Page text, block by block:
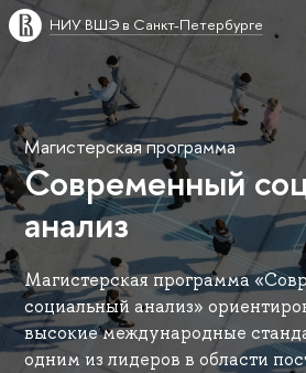
НИУ ВШЭ в Санкт-Петербурге
Магистерская программа
Современный
анализ
Магистерская программа
социальный анализ»
высокие международные
одним из лидеров в области